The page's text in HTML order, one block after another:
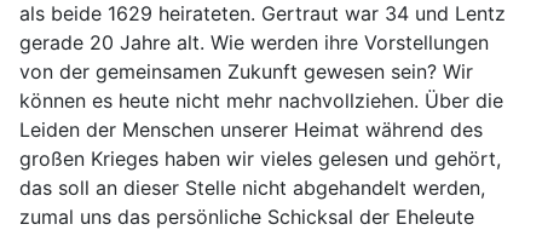
als beide 1629 heirateten. Gertraut war 34 und Lentz
gerade 20 Jahre alt. Wie werden ihre Vorstellungen
von der gemeinsamen Zukunft gewesen sein? Wir
können es heute nicht mehr nachvollziehen. Über die
Leiden der Menschen unserer Heimat während des
großen Krieges haben wir vieles gelesen und gehört,
das soll an dieser Stelle nicht abgehandelt werden,
zumal uns das persönliche Schicksal der Eheleute